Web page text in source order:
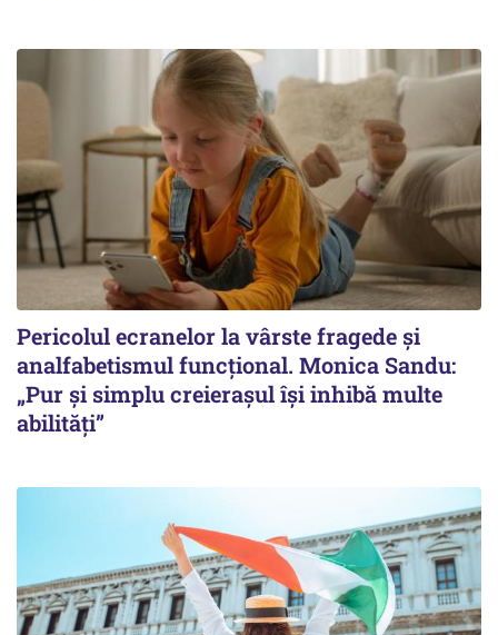
Pericolul ecranelor la vârste fragede și
analfabetismul funcțional. Monica Sandu:
„Pur și simplu creierașul își inhibă multe
abilități”